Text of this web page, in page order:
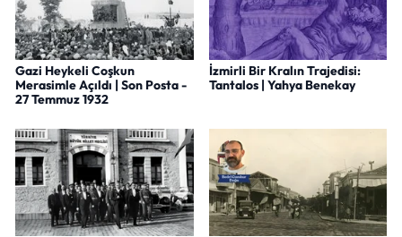
Gazi Heykeli Coşkun
Merasimle Açıldı | Son Posta -
27 Temmuz 1932
İzmirli Bir Kralın Trajedisi:
Tantalos | Yahya Benekay